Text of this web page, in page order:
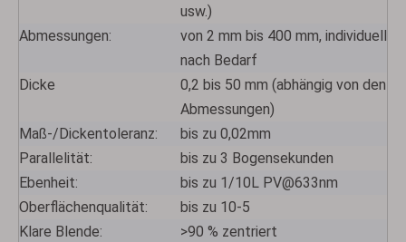
usw.)
Abmessungen:
von 2 mm bis 400 mm, individuell
nach Bedarf
Dicke
0,2 bis 50 mm (abhängig von den
Abmessungen)
Maß-/Dickentoleranz:
bis zu 0,02mm
Parallelität:
bis zu 3 Bogensekunden
Ebenheit:
bis zu 1/10L PV@633nm
Oberflächenqualität:
bis zu 10-5
Klare Blende:
>90 % zentriert
AR-beschichtete Fenster Elliptischer Spiegel